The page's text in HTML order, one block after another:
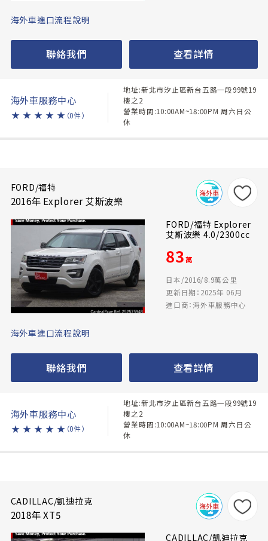
海外車進口流程說明
聯絡我們 查看詳情
海外車服務中心
★ ★ ★ ★ ★ （0件）
地址:新北市汐止區新台五路一段99號19
樓之2
營業時間:10:00AM~18:00PM 周六日公
休
FORD/福特
2016年 Explorer 艾斯波樂
FORD/福特 Explorer
艾斯波樂 4.0/2300cc
83萬
日本/2016/8.9萬公里
更新日期：2025年 06月
進口商：海外車服務中心
海外車進口流程說明
聯絡我們 查看詳情
海外車服務中心
★ ★ ★ ★ ★ （0件）
地址:新北市汐止區新台五路一段99號19
樓之2
營業時間:10:00AM~18:00PM 周六日公
休
CADILLAC/凱迪拉克
2018年 XT5
CADILLAC/凱迪拉克